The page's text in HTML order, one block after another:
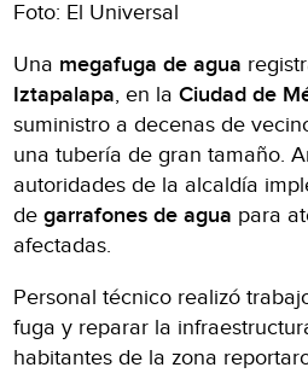
Foto: El Universal
Una megafuga de agua
Iztapalapa, en laCiudad de
suministro a decenas de
una tubería de gran tamaño.
autoridades de la alcaldía
degarrafones de agua para
afectadas.
Personal técnico realizó
fuga y reparar la
habitantes de la zona